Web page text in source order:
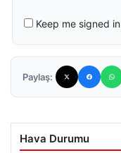
Keep me signed in
Paylaş:
Hava Durumu